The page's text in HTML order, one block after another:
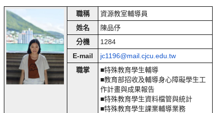
職稱
資源教室輔導員
姓名
陳品伃
分機
1284
E-mail
jc1196@mail.cjcu.edu.tw
職掌
■特殊教育學生輔導
■教育部招收及輔導身心障礙學生工
作計畫與成果報告
■特殊教育學生資料檔管與統計
■特殊教育學生課業輔導業務